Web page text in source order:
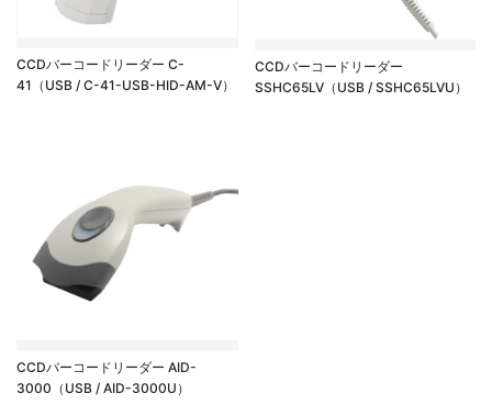
CCDバーコードリーダー C-
41（USB / C-41-USB-HID-AM-V）
CCDバーコードリーダー
SSHC65LV（USB / SSHC65LVU）
CCDバーコードリーダー AID-
3000（USB / AID-3000U）